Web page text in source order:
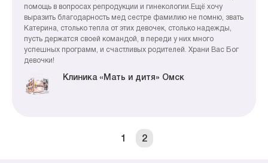
помощь в вопросах репродукции и гинекологии.Ещё хочу
выразить благодарность мед сестре фамилию не помню, звать
Катерина, столько тепла от этих девочек, столько надежды,
пусть держатся своей командой, в переди у них много
успешных программ, и счастливых родителей. Храни Вас Бог
девочки!
Клиника «Мать и дитя» Омск
1 2